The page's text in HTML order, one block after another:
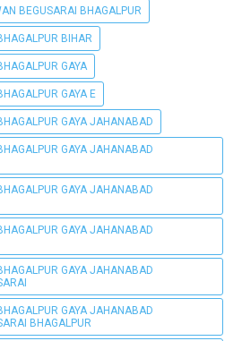
BEGUSARAI BHAGALPUR
BIHAR
GAYA
GAYA E
GAYA JAHANABAD
GAYA JAHANABAD
GAYA JAHANABAD
GAYA JAHANABAD
GAYA JAHANABAD
GAYA JAHANABAD
BHAGALPUR